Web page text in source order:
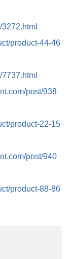
product-44-46
post/938
product-22-15
post/940
product-88-86